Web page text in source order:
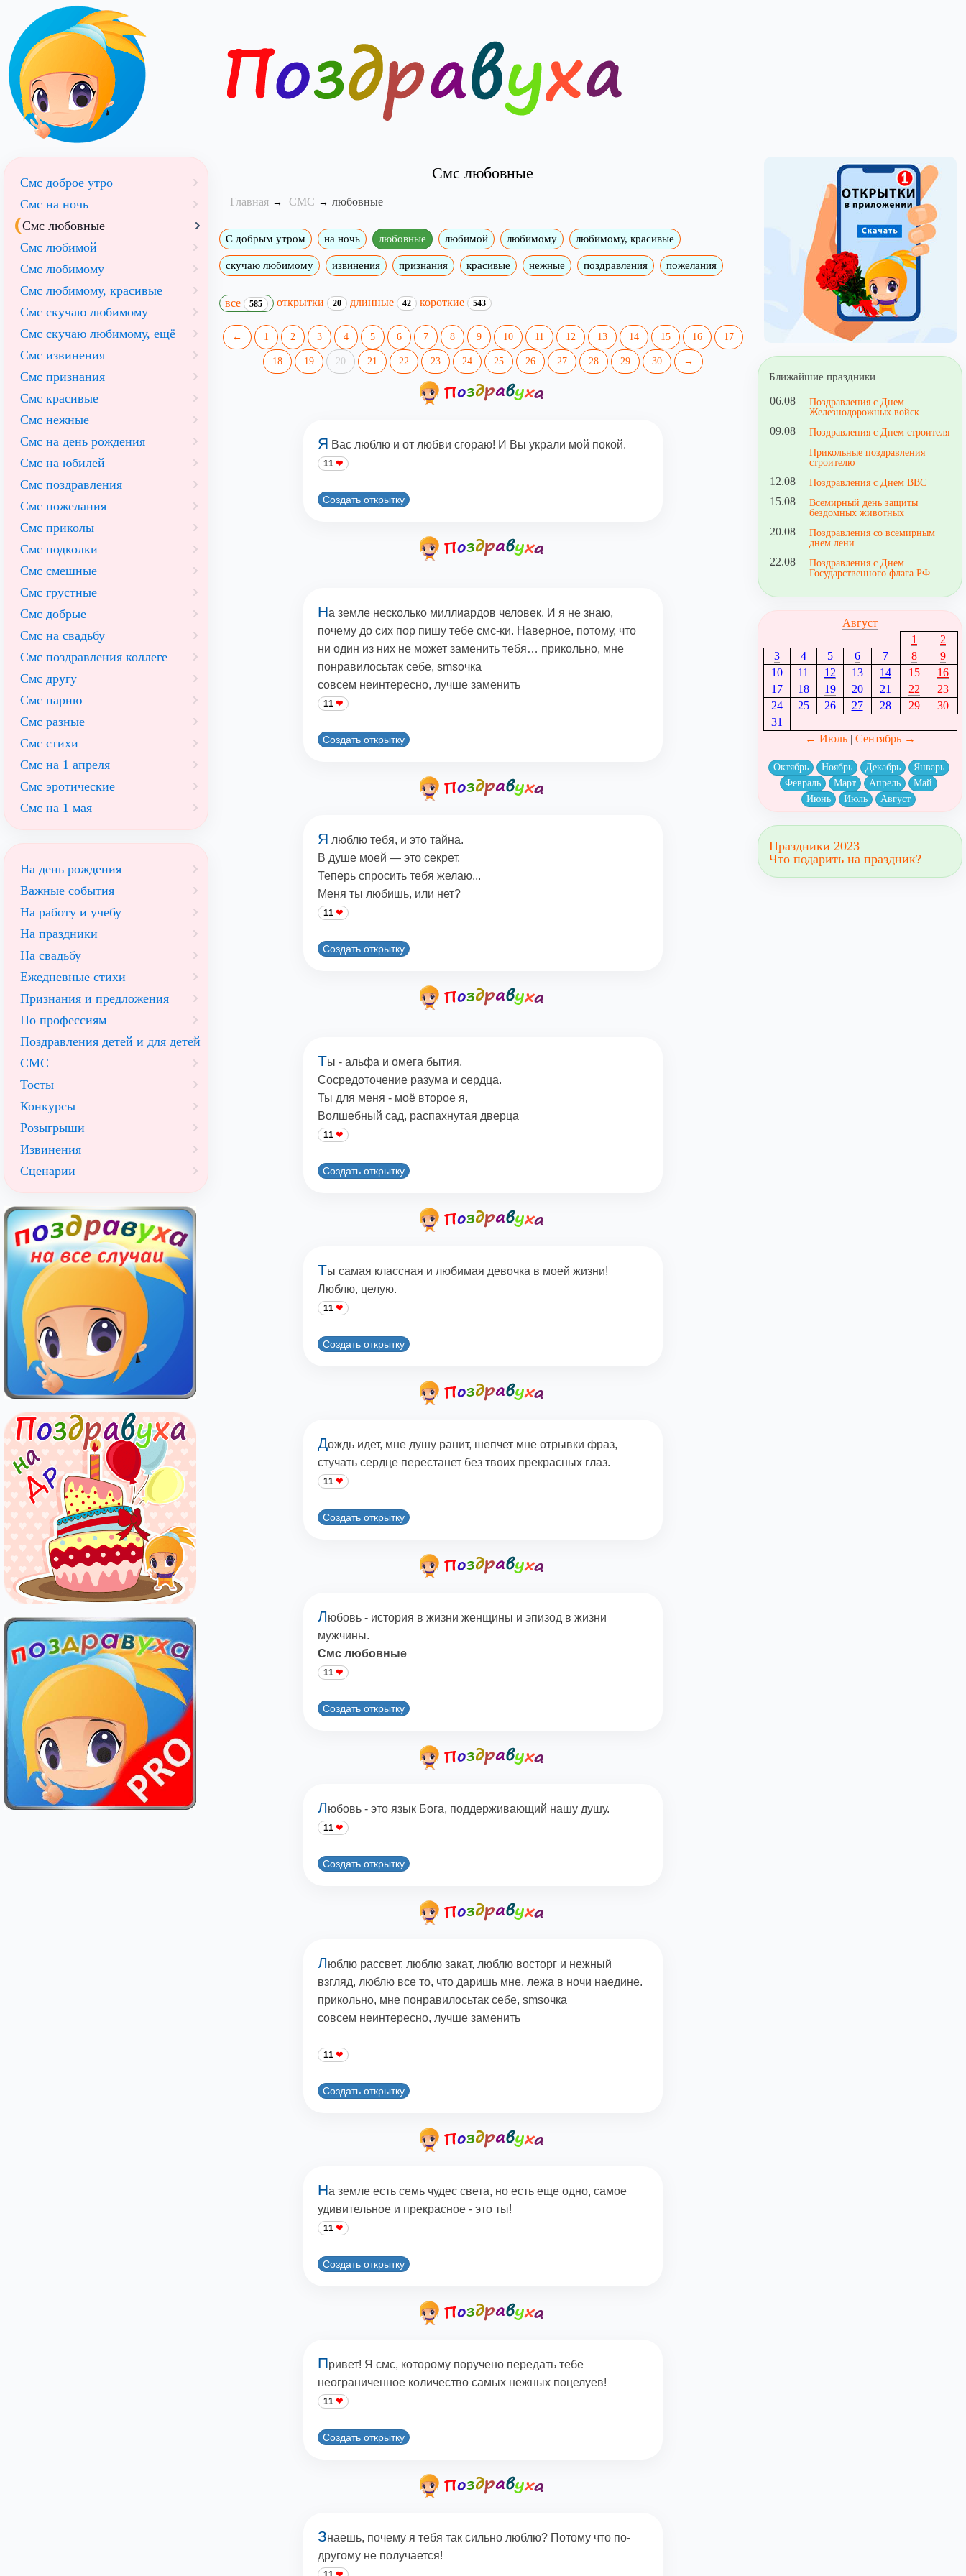
Смс любовные
Главная СМС любовные
С добрым утром на ночь любовные любимой любимому любимому, красивые
скучаю любимому извинения признания красивые нежные поздравления пожелания
все 585 открытки 20 длинные 42 короткие 543
← 1 2 3 4 5 6 7 8 9 10 11 12 13 14 15 16 17
18 19 20 21 22 23 24 25 26 27 28 29 30 →
Я Вас люблю и от любви сгораю! И Вы украли мой покой.
11
Создать открытку
На земле несколько миллиардов человек. И я не знаю,
почему до сих пор пишу тебе смс-ки. Наверное, потому, что
ни один из них не может заменить тебя… прикольно, мне
понравилосьтак себе, smsочка
совсем неинтересно, лучше заменить
11
Создать открытку
Я люблю тебя, и это тайна.
В душе моей — это секрет.
Теперь спросить тебя желаю...
Меня ты любишь, или нет?
11
Создать открытку
Ты - альфа и омега бытия,
Сосредоточение разума и сердца.
Ты для меня - моё второе я,
Волшебный сад, распахнутая дверца
11
Создать открытку
Ты самая классная и любимая девочка в моей жизни!
Люблю, целую.
11
Создать открытку
Дождь идет, мне душу ранит, шепчет мне отрывки фраз,
стучать сердце перестанет без твоих прекрасных глаз.
11
Создать открытку
Любовь - история в жизни женщины и эпизод в жизни
мужчины.
Смс любовные
11
Создать открытку
Любовь - это язык Бога, поддерживающий нашу душу.
11
Создать открытку
Люблю рассвет, люблю закат, люблю восторг и нежный
взгляд, люблю все то, что даришь мне, лежа в ночи наедине.
прикольно, мне понравилосьтак себе, smsочка
совсем неинтересно, лучше заменить
11
Создать открытку
На земле есть семь чудес света, но есть еще одно, самое
удивительное и прекрасное - это ты!
11
Создать открытку
Привет! Я смс, которому поручено передать тебе
неограниченное количество самых нежных поцелуев!
11
Создать открытку
Знаешь, почему я тебя так сильно люблю? Потому что по-
другому не получается!
Смс доброе утро
Смс на ночь
Смс любовные
Смс любимой
Смс любимому
Смс любимому, красивые
Смс скучаю любимому
Смс скучаю любимому, ещё
Смс извинения
Смс признания
Смс красивые
Смс нежные
Смс на день рождения
Смс на юбилей
Смс поздравления
Смс пожелания
Смс приколы
Смс подколки
Смс смешные
Смс грустные
Смс добрые
Смс на свадьбу
Смс поздравления коллеге
Смс другу
Смс парню
Смс разные
Смс стихи
Смс на 1 апреля
Смс эротические
Смс на 1 мая
На день рождения
Важные события
На работу и учебу
На праздники
На свадьбу
Ежедневные стихи
Признания и предложения
По профессиям
Поздравления детей и для детей
СМС
Тосты
Конкурсы
Розыгрыши
Извинения
Сценарии
Ближайшие праздники
06.08
Поздравления с Днем
Железнодорожных войск
09.08
Поздравления с Днем строителя
Прикольные поздравления
строителю
12.08 Поздравления с Днем ВВС
15.08
Всемирный день защиты
бездомных животных
20.08
Поздравления со всемирным
днем лени
22.08
Поздравления с Днем
Государственного флага РФ
Август
1
2
3
4 5 6 7 8
9
10
11 12 13 14 15
16
17
18 19 20 21 22
23
24
25 26 27 28 29
30
31
← Июль| Сентябрь →
Октябрь Ноябрь Декабрь
Январь
Февраль
Март Апрель
Май
Июнь
Июль Август
Праздники 2023
Что подарить на праздник?